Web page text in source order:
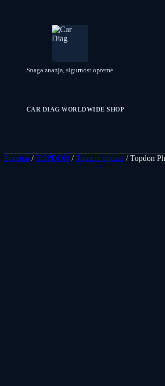
Snaga znanja, sigurnost opreme
CAR DIAG WORLDWIDE SHOP
Početna /TOPDON /Topdon update / Topdon